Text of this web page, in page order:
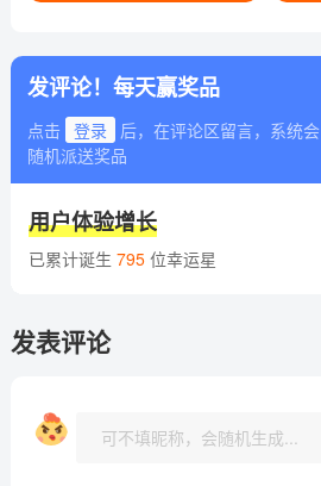
发评论！每天赢奖品
点击 登录
后，在评论区留言，系统会
随机派送奖品
用户体验增长
已累计诞生 795位幸运星
发表评论